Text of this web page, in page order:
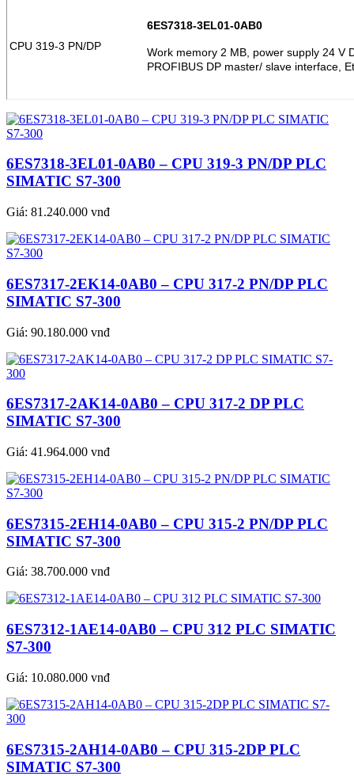
CPU 319-3 PN/DP
6ES7318-3EL01-0AB0
Work memory 2 MB, power supply 24 V
PROFIBUS DP master/ slave interface,
6ES7318-3EL01-0AB0 – CPU 319-3 PN/DP PLC
SIMATIC S7-300
Giá: 81.240.000 vnđ
6ES7317-2EK14-0AB0 – CPU 317-2 PN/DP PLC
SIMATIC S7-300
Giá: 90.180.000 vnđ
6ES7317-2AK14-0AB0 – CPU 317-2 DP PLC
SIMATIC S7-300
Giá: 41.964.000 vnđ
6ES7315-2EH14-0AB0 – CPU 315-2 PN/DP PLC
SIMATIC S7-300
Giá: 38.700.000 vnđ
6ES7312-1AE14-0AB0 – CPU 312 PLC SIMATIC
S7-300
Giá: 10.080.000 vnđ
6ES7315-2AH14-0AB0 – CPU 315-2DP PLC
SIMATIC S7-300